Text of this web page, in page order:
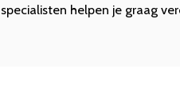
specialisten helpen je graag